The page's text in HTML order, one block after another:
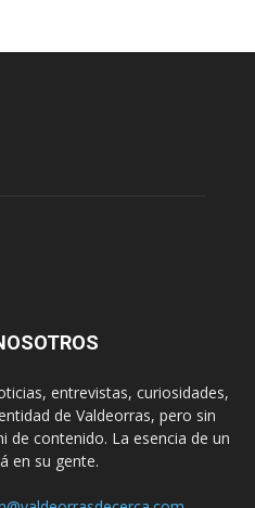
entrevistas, curiosidades,
de Valdeorras, pero sin
de contenido. La esencia de un
en su gente.